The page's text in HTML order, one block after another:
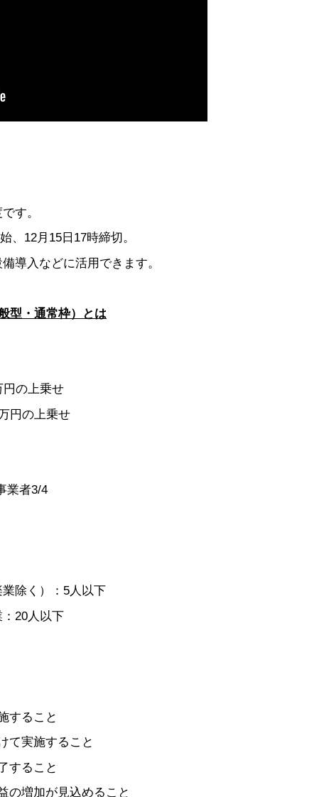
す。
、12月15日17時締切。
導入などに活用できます。
型・通常枠）とは
円の上乗せ
円の上乗せ
業者3/4
除く）：5人以下
：20人以下
すること
て実施すること
すること
の増加が見込めること